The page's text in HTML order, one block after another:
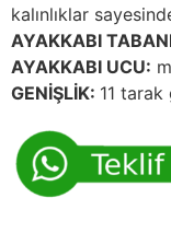
kalınlıklar
AYAKKABI
AYAKKABI UCU:
GENİŞLİK: 11 tarak